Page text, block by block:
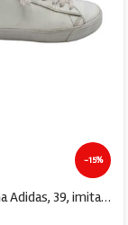
-15%
Tenisi dama Adidas, 39, imitatie de piele, alb